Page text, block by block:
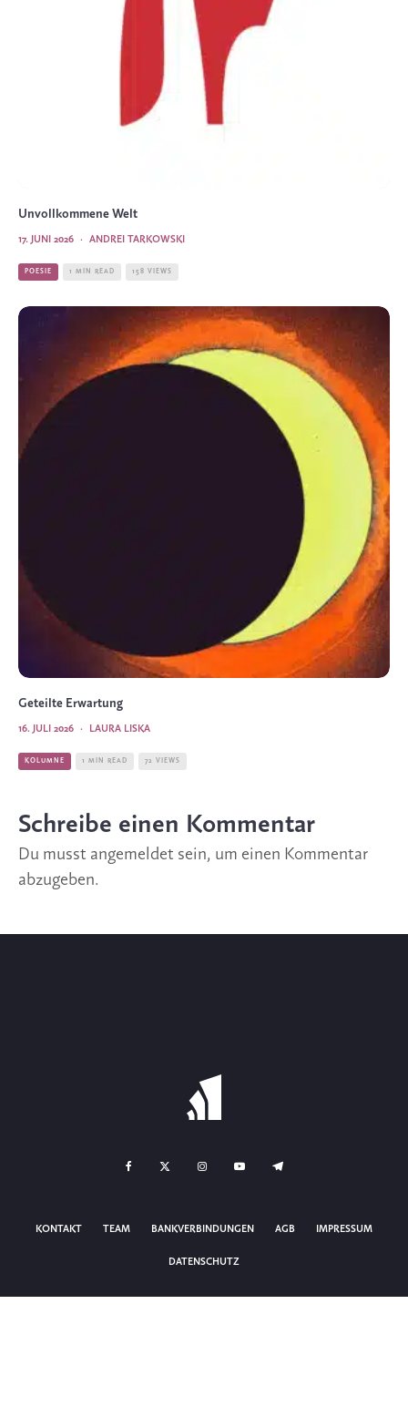
Unvollkommene Welt
ANDREI TARKOWSKI
·
17. JUNI 2026
POESIE 1 MIN READ 158 VIEWS
Geteilte Erwartung
LAURA LISKA
·
16. JULI 2026
KOLUMNE 1 MIN READ 72 VIEWS
Schreibe einen Kommentar
Du musst angemeldet sein, um einen Kommentar
abzugeben.
KONTAKT TEAM BANKVERBINDUNGEN AGB IMPRESSUM
DATENSCHUTZ